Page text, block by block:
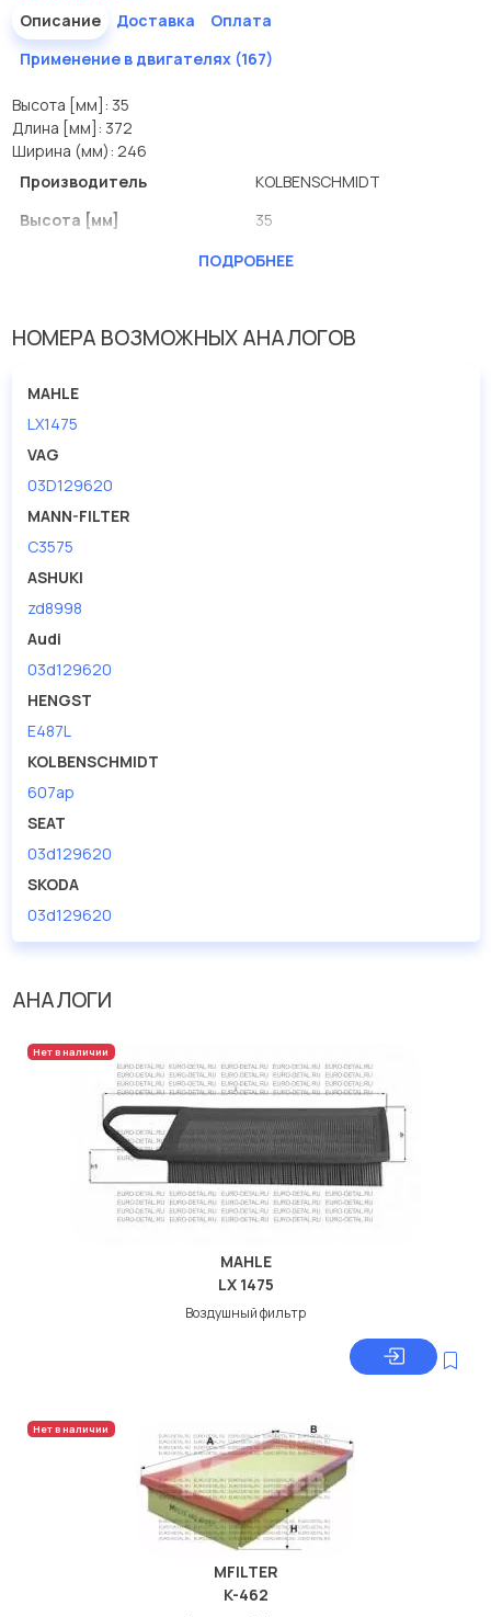
Описание Доставка
Оплата
Применение в двигателях (167)
Высота [мм]: 35
Длина [мм]: 372
Ширина (мм): 246
Производитель
KOLBENSCHMIDT
Высота [мм]
35
372
ПОДРОБНЕЕ
НОМЕРА ВОЗМОЖНЫХ АНАЛОГОВ
MAHLE
LX1475
VAG
03D129620
MANN-FILTER
C3575
ASHUKI
zd8998
Audi
03d129620
HENGST
E487L
KOLBENSCHMIDT
607ap
SEAT
03d129620
SKODA
03d129620
АНАЛОГИ
Нет в наличии
MAHLE
LX 1475
Воздушный фильтр
Нет в наличии
MFILTER
K-462